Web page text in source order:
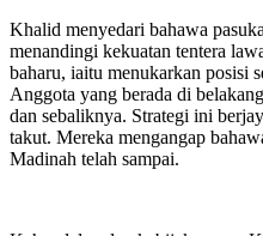
Khalid menyedari bahawa
menandingi kekuatan tentera
baharu, iaitu menukarkan posisi
Anggota yang berada di
dan sebaliknya. Strategi ini
takut. Mereka mengangap
Madinah telah sampai.